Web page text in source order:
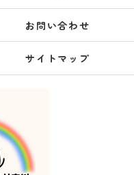
お問い合わせ
サイトマップ